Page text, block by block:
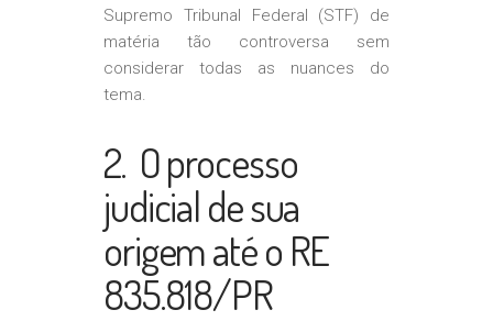
Supremo Tribunal Federal (STF) de
matéria tão controversa sem
considerar todas as nuances do
tema.
2. O processo
judicial de sua
origem até o RE
835.818/PR